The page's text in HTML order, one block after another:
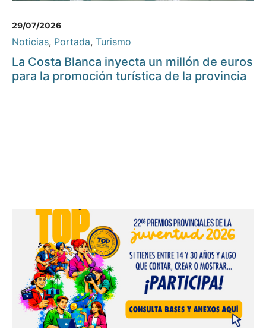
29/07/2026
Noticias, Portada, Turismo
La Costa Blanca inyecta un millón de euros
para la promoción turística de la provincia